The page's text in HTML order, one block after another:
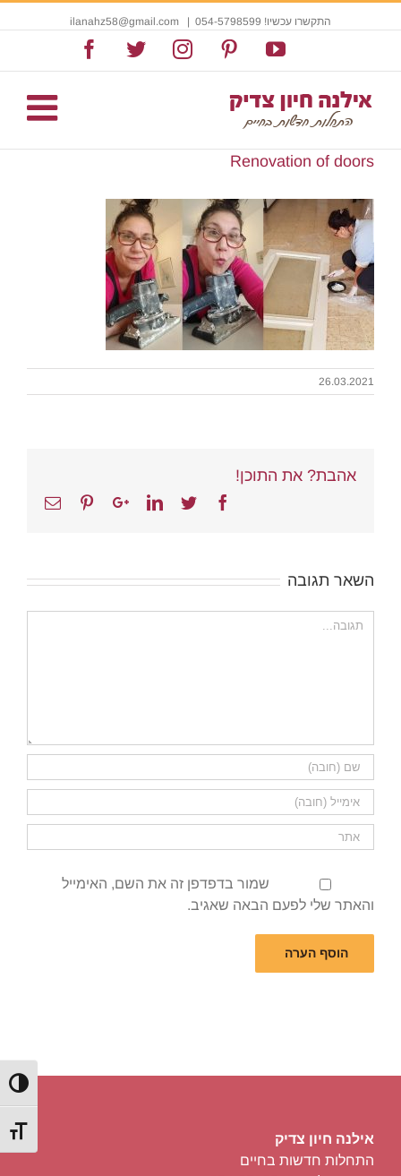
מתג
התקשרו עכשיו! 054-5798599 |
YouTube
Pinterest
Instagram
Twitter
Renovation of doors
26.03.2021
אהבת? את התוכן!
Facebook
Twitter
Linkedin
Google+
Pinterest
Email
השאר תגובה
הערה
שמור בדפדפן זה את השם, האימייל
והאתר שלי לפעם הבאה שאגיב.
אילנה חיון צדיק
התחלות חדשות בחיים